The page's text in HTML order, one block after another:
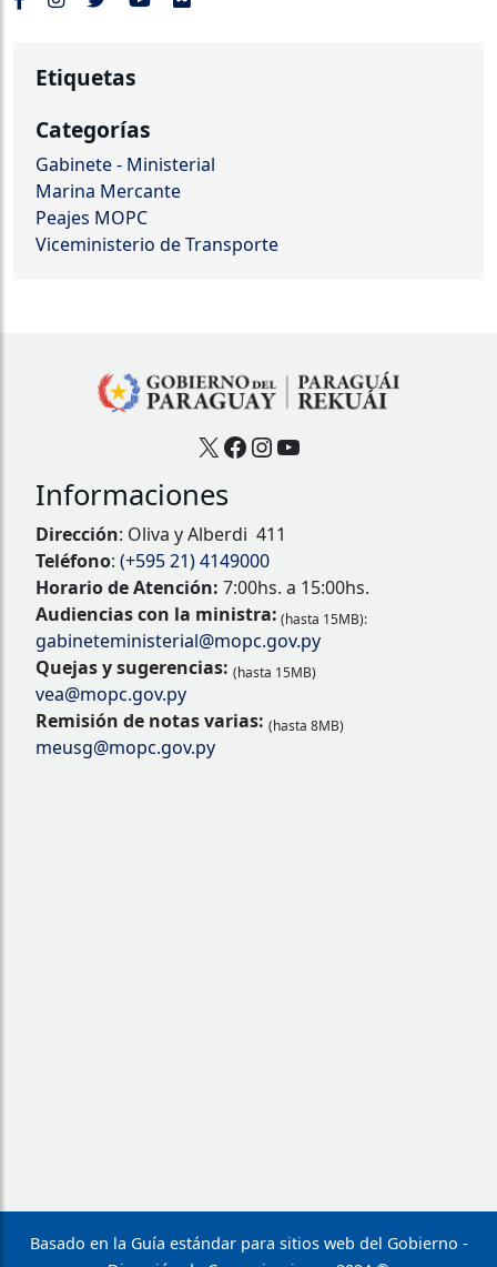
Etiquetas
Categorías
Gabinete - Ministerial
Marina Mercante
Peajes MOPC
Viceministerio de Transporte
X Facebook
Instagram
YouTube
Informaciones
Dirección: Oliva y Alberdi 411
Teléfono: (+595 21) 4149000
Horario de Atención: 7:00hs. a 15:00hs.
Audiencias con la ministra: (hasta 15MB):
gabineteministerial@mopc.gov.py
Quejas y sugerencias: (hasta 15MB)
vea@mopc.gov.py
Remisión de notas varias: (hasta 8MB)
meusg@mopc.gov.py
Basado en la Guía estándar para sitios web del Gobierno -